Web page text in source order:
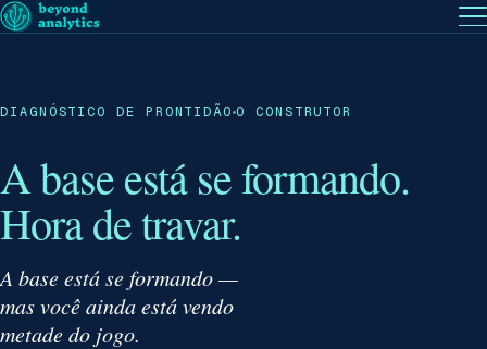
EN— English
PT
Siga
DIAGNÓSTICO DE PRONTIDÃO O CONSTRUTOR
A base está se formando.
Hora de travar.
A base está se formando —
mas você ainda está vendo
metade do jogo.